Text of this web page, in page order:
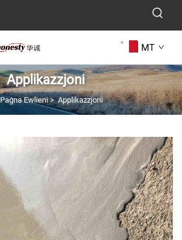
MT
Applikazzjoni
Paġna Ewlieni>Applikazzjoni